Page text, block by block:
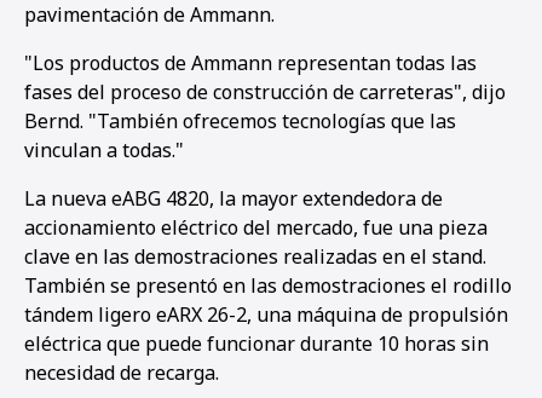
pavimentación de Ammann.
"Los productos de Ammann representan todas las
fases del proceso de construcción de carreteras", dijo
Bernd. "También ofrecemos tecnologías que las
vinculan a todas."
La nueva eABG 4820, la mayor extendedora de
accionamiento eléctrico del mercado, fue una pieza
clave en las demostraciones realizadas en el stand.
También se presentó en las demostraciones el rodillo
tándem ligero eARX 26-2, una máquina de propulsión
eléctrica que puede funcionar durante 10 horas sin
necesidad de recarga.